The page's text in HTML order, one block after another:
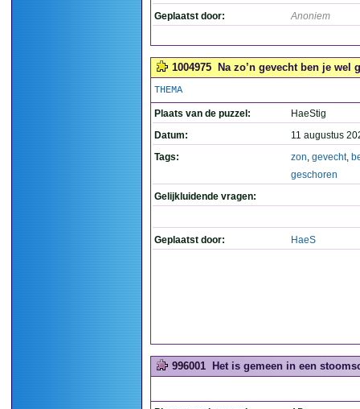
Geplaatst door: Anoniem
1004975 Na zo’n gevecht ben je wel
THEMA
Plaats van de puzzel:
HaeStig
Datum:
11 augustus
Tags:
zon, gevecht,
geschoren
Gelijkluidende vragen:
Geplaatst door: HaeS
996001 Het is gemeen in een